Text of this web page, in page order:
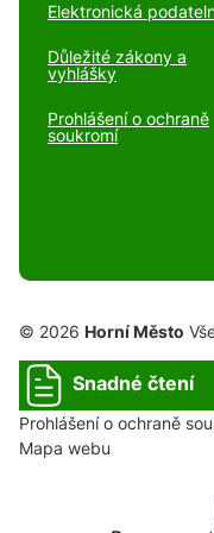
Elektronická
Důležité zákony a
vyhlášky
Prohlášení o ochraně
soukromí
© 2026 Horní Město
Snadné čtení
Prohlášení o ochraně
Mapa webu